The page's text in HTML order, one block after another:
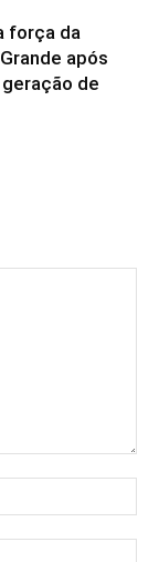
força da
após
de